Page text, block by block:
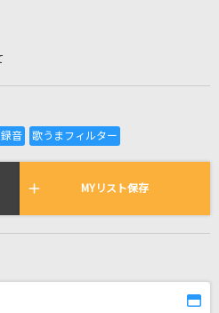
りれき
われている曲の一覧
MYリスト保存